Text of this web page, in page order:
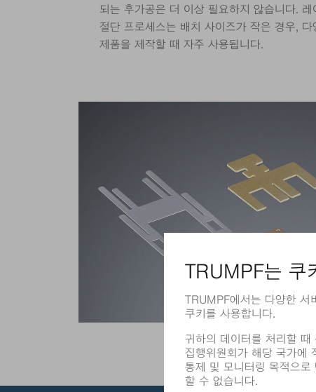
되는 후가공은 더 이상 필요하지 않습니다. 레
절단 프로세스는 배치 사이즈가 작은 경우,
제품을 제작할 때 자주 사용됩니다.